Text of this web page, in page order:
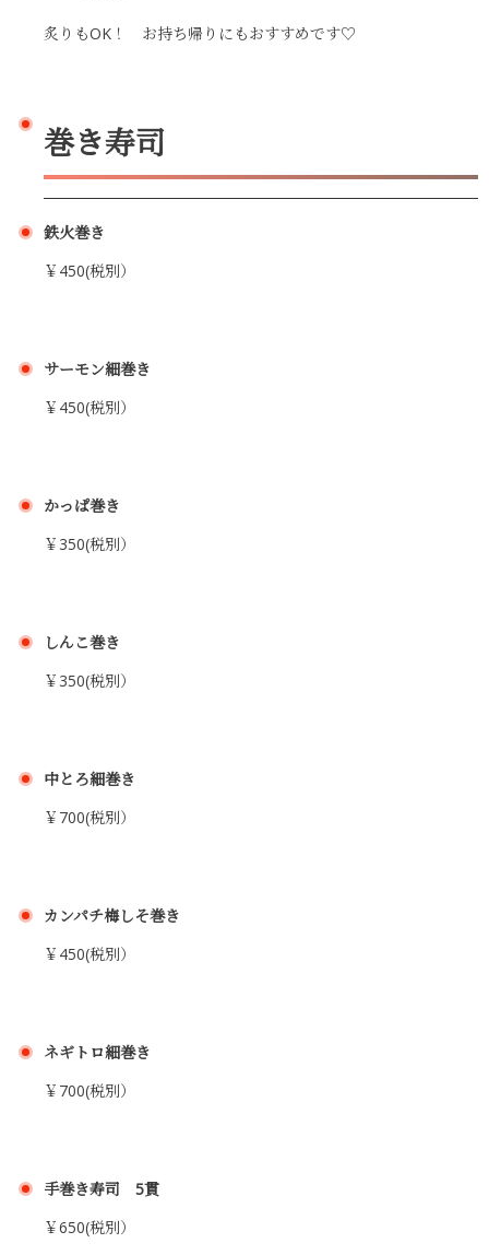
炙りもOK！ お持ち帰りにもおすすめです♡
巻き寿司
鉄火巻き
￥450(税別）
サーモン細巻き
￥450(税別）
かっぱ巻き
￥350(税別）
しんこ巻き
￥350(税別）
中とろ細巻き
￥700(税別）
カンパチ梅しそ巻き
￥450(税別）
ネギトロ細巻き
￥700(税別）
手巻き寿司 5貫
￥650(税別）